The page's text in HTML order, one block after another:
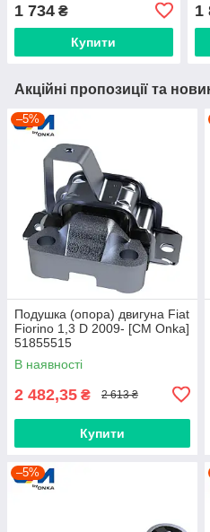
1 734 ₴
Купити
1
Акційні пропозиції та
–5%
Подушка (опора) двигуна Fiat
Fiorino 1,3 D 2009- [СМ Onka]
51855515
В наявності
2 482,35 ₴ 2 613 ₴
Купити
–5%